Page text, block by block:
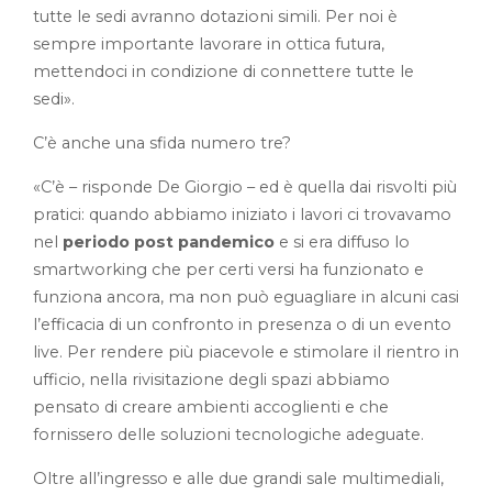
tutte le sedi avranno dotazioni simili. Per noi è
sempre importante lavorare in ottica futura,
mettendoci in condizione di connettere tutte le
sedi».
C’è anche una sfida numero tre?
«C’è – risponde De Giorgio – ed è quella dai risvolti più
pratici: quando abbiamo iniziato i lavori ci trovavamo
nel periodo post pandemico e si era diffuso lo
smartworking che per certi versi ha funzionato e
funziona ancora, ma non può eguagliare in alcuni casi
l’efficacia di un confronto in presenza o di un evento
live. Per rendere più piacevole e stimolare il rientro in
ufficio, nella rivisitazione degli spazi abbiamo
pensato di creare ambienti accoglienti e che
fornissero delle soluzioni tecnologiche adeguate.
Oltre all’ingresso e alle due grandi sale multimediali,